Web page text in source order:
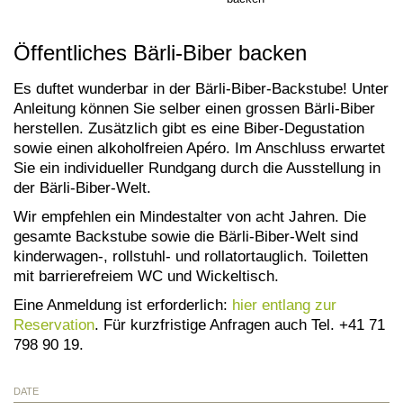
Öffentliches Bärli-Biber backen
Es duftet wunderbar in der Bärli-Biber-Backstube! Unter
Anleitung können Sie selber einen grossen Bärli-Biber
herstellen. Zusätzlich gibt es eine Biber-Degustation
sowie einen alkoholfreien Apéro. Im Anschluss erwartet
Sie ein individueller Rundgang durch die Ausstellung in
der Bärli-Biber-Welt.
Wir empfehlen ein Mindestalter von acht Jahren. Die
gesamte Backstube sowie die Bärli-Biber-Welt sind
kinderwagen-, rollstuhl- und rollatortauglich. Toiletten
mit barrierefreiem WC und Wickeltisch.
Eine Anmeldung ist erforderlich: hier entlang zur
Reservation . Für kurzfristige Anfragen auch Tel. +41 71
798 90 19.
DATE